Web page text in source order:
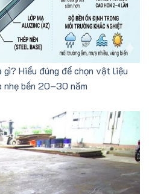
Hiểu đúng để chọn vật liệu
nhẹ bền 20–30 năm